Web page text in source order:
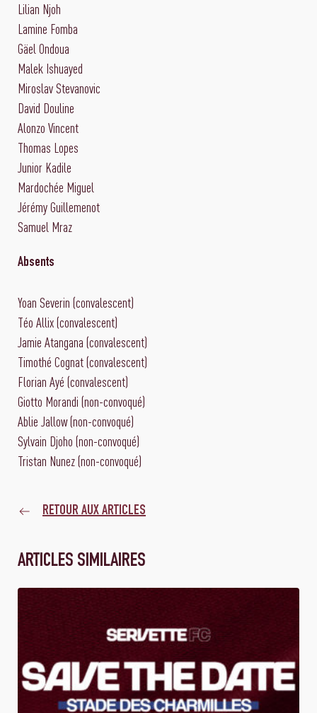
Lilian Njoh
Lamine Fomba
Gäel Ondoua
Malek Ishuayed
Miroslav Stevanovic
David Douline
Alonzo Vincent
Thomas Lopes
Junior Kadile
Mardochée Miguel
Jérémy Guillemenot
Samuel Mraz
Absents
Yoan Severin (convalescent)
Téo Allix (convalescent)
Jamie Atangana (convalescent)
Timothé Cognat (convalescent)
Florian Ayé (convalescent)
Giotto Morandi (non-convoqué)
Ablie Jallow (non-convoqué)
Sylvain Djoho (non-convoqué)
Tristan Nunez (non-convoqué)
RETOUR AUX ARTICLES
ARTICLES SIMILAIRES